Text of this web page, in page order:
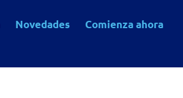
Novedades Comienza ahora